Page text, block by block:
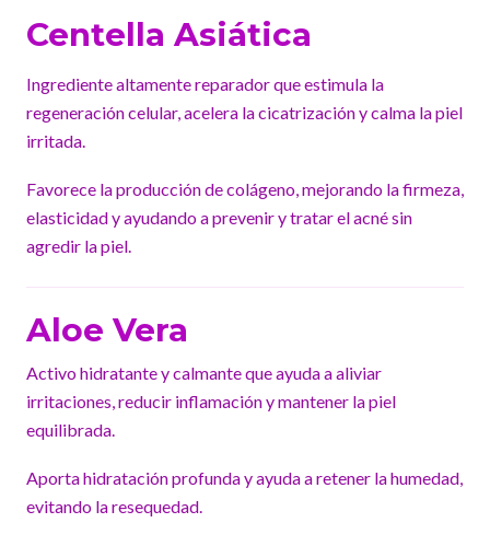
Centella Asiática
Ingrediente altamente reparador que estimula la
regeneración celular, acelera la cicatrización y calma la piel
irritada.
Favorece la producción de colágeno, mejorando la firmeza,
elasticidad y ayudando a prevenir y tratar el acné sin
agredir la piel.
Aloe Vera
Activo hidratante y calmante que ayuda a aliviar
irritaciones, reducir inflamación y mantener la piel
equilibrada.
Aporta hidratación profunda y ayuda a retener la humedad,
evitando la resequedad.